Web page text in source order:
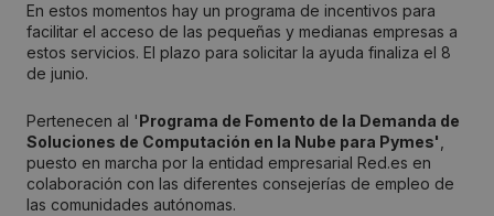
En estos momentos hay un programa de incentivos para
facilitar el acceso de las pequeñas y medianas empresas a
estos servicios. El plazo para solicitar la ayuda finaliza el 8
de junio.
Pertenecen al 'Programa de Fomento de la Demanda de
Soluciones de Computación en la Nube para Pymes'
puesto en marcha por la entidad empresarial Red.es en
colaboración con las diferentes consejerías de empleo de
las comunidades autónomas.